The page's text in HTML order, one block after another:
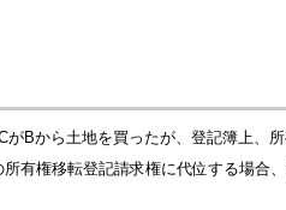
がBから土地を買ったが、登記簿上、
有権移転登記請求権に代位する場合